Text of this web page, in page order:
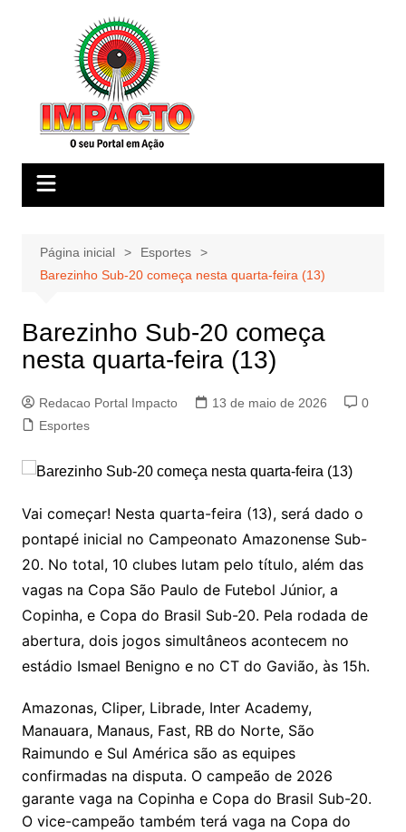
Página inicial
Esportes
Barezinho Sub-20 começa nesta quarta-feira (13)
Barezinho Sub-20 começa
nesta quarta-feira (13)
Redacao Portal Impacto 13 de maio de 2026
0
Esportes
Vai começar! Nesta quarta-feira (13), será dado o
pontapé inicial no Campeonato Amazonense Sub-
20. No total, 10 clubes lutam pelo título, além das
vagas na Copa São Paulo de Futebol Júnior, a
Copinha, e Copa do Brasil Sub-20. Pela rodada de
abertura, dois jogos simultâneos acontecem no
estádio Ismael Benigno e no CT do Gavião, às 15h.
Amazonas, Cliper, Librade, Inter Academy,
Manauara, Manaus, Fast, RB do Norte, São
Raimundo e Sul América são as equipes
confirmadas na disputa. O campeão de 2026
garante vaga na Copinha e Copa do Brasil Sub-20.
O vice-campeão também terá vaga na Copa do